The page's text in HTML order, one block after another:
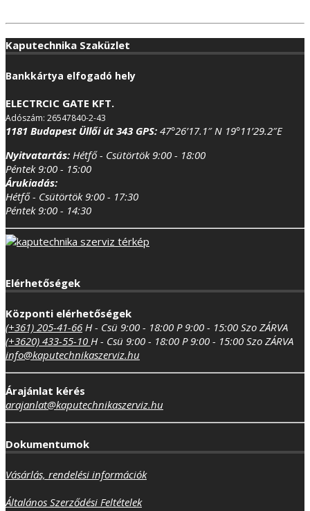
Kaputechnika Szaküzlet
Bankkártya elfogadó hely
ELECTRCIC GATE KFT.
Adószám: 26547840-2-43
1181 Budapest Üllői út 343 GPS: 47°26’17.1″ N 19°11’29.2″E
Nyitvatartás: Hétfő - Csütörtök 9:00 - 18:00
Péntek 9:00 - 15:00
Árukiadás:
Hétfő - Csütörtök 9:00 - 17:30
Péntek 9:00 - 14:30
Elérhetőségek
Központi elérhetőségek
(+361) 205-41-66 H - Csü 9:00 - 18:00 P 9:00 - 15:00 Szo ZÁRVA
(+3620) 433-55-10 H - Csü 9:00 - 18:00 P 9:00 - 15:00 Szo ZÁRVA
info@kaputechnikaszerviz.hu
Árajánlat kérés
arajanlat@kaputechnikaszerviz.hu
Dokumentumok
Vásárlás, rendelési információk
Általános Szerződési Feltételek